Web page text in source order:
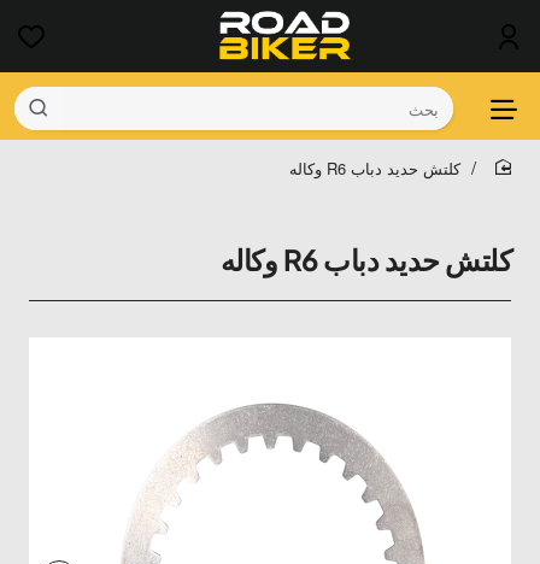
بحث
كلتش حديد دباب R6 وكاله
كلتش حديد دباب R6 وكاله